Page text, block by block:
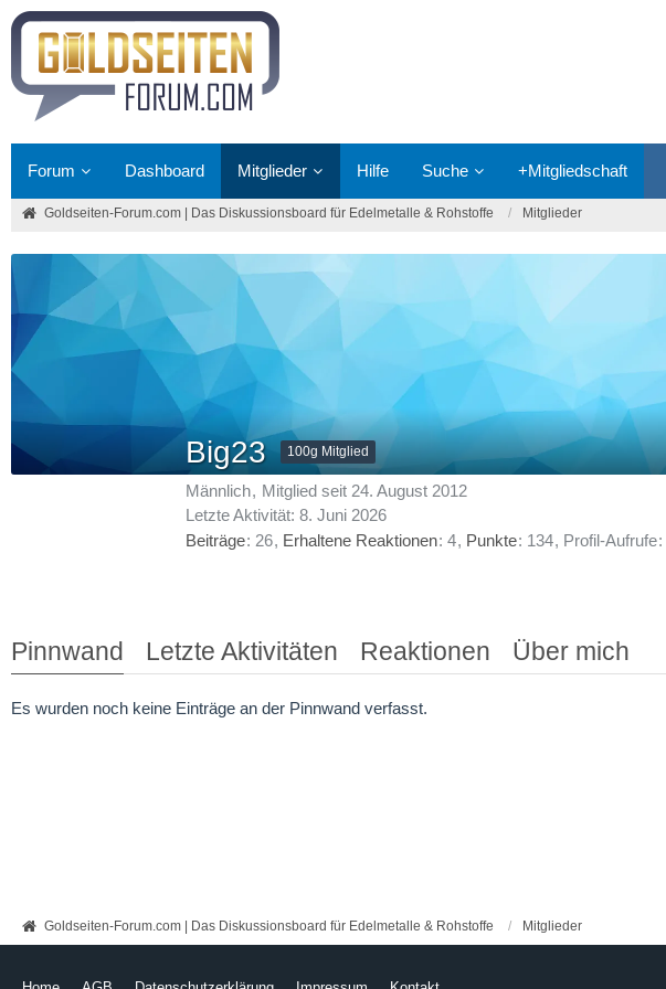
Forum Dashboard Mitglieder Hilfe Suche +Mitgliedschaft
Goldseiten-Forum.com | Das Diskussionsboard für Edelmetalle & Rohstoffe Mitglieder
Goldseiten-Forum.com | Das Diskussionsboard für Edelmetalle & Rohstoffe Mitglieder
Big23 100g Mitglied
Männlich
Mitglied seit 24. August 2012
Letzte Aktivität: 8. Juni 2026
Beiträge 26 Erhaltene Reaktionen 4 Punkte 134 Profil-Aufrufe
Pinnwand Letzte Aktivitäten Reaktionen Über mich
Es wurden noch keine Einträge an der Pinnwand verfasst.